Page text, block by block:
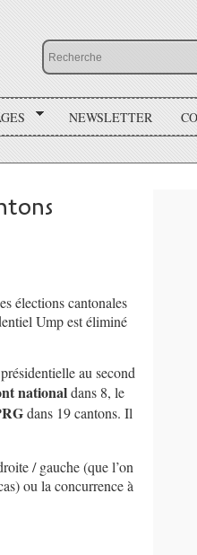
NEWSLETTER
élections cantonales
Ump est éliminé
au second
nationaldans 8, le
dans 19 cantons. Il
/ gauche (que l’on
ou la concurrence à